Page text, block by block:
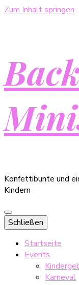
Zum Inhalt springen
Konfettibunte und
Kindern
Schließen
Startseite
Events
Karneval